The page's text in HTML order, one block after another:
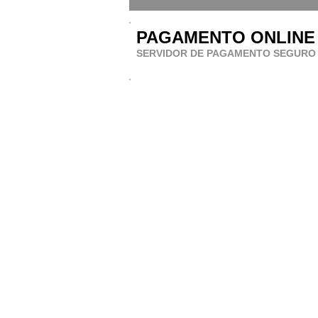
PAGAMENTO ONLINE
SERVIDOR DE PAGAMENTO